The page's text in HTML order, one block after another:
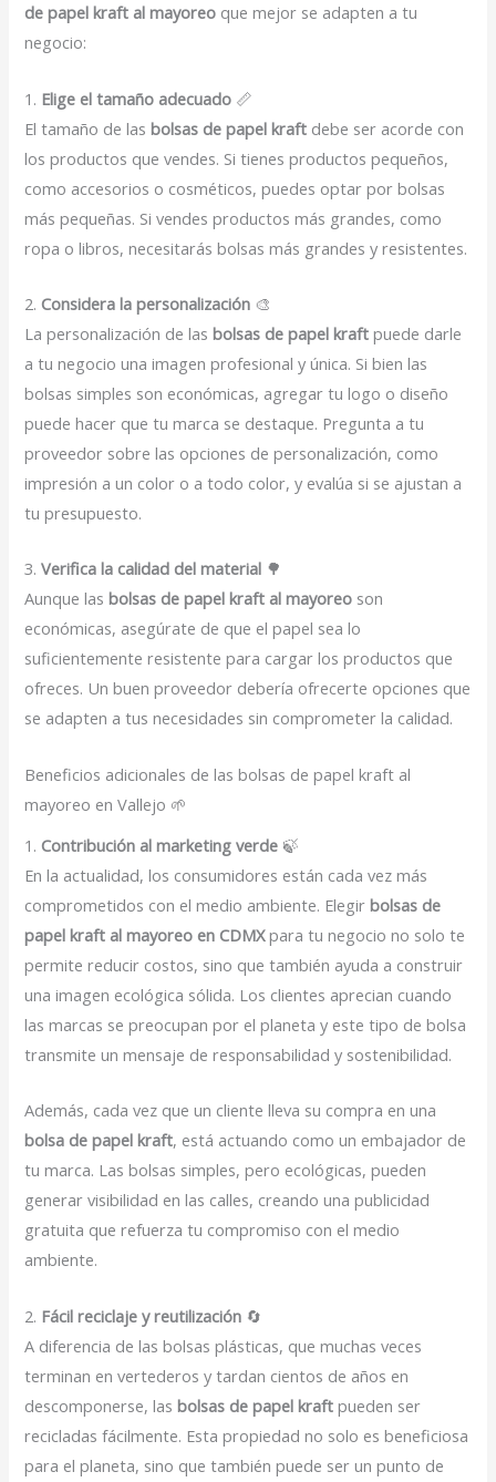
de papel kraft al mayoreo que mejor se adapten a tu
negocio:
1. Elige el tamaño adecuado 📏
El tamaño de lasbolsas de papel kraft debe ser acorde con
los productos que vendes. Si tienes productos pequeños,
como accesorios o cosméticos, puedes optar por bolsas
más pequeñas. Si vendes productos más grandes, como
ropa o libros, necesitarás bolsas más grandes y resistentes.
2. Considera la personalización 🎨
La personalización de lasbolsas de papel kraft puede darle
a tu negocio una imagen profesional y única. Si bien las
bolsas simples son económicas, agregar tu logo o diseño
puede hacer que tu marca se destaque. Pregunta a tu
proveedor sobre las opciones de personalización, como
impresión a un color o a todo color, y evalúa si se ajustan a
tu presupuesto.
3.Verifica la calidad del material 🌳
Aunque lasbolsas de papel kraft al mayoreo son
económicas, asegúrate de que el papel sea lo
suficientemente resistente para cargar los productos que
ofreces. Un buen proveedor debería ofrecerte opciones que
se adapten a tus necesidades sin comprometer la calidad.
Beneficios adicionales de las bolsas de papel kraft al
mayoreo en Vallejo 🌱
1. Contribución al marketing verde 🍃
En la actualidad, los consumidores están cada vez más
comprometidos con el medio ambiente. Elegirbolsas de
papel kraft al mayoreo en CDMXpara tu negocio no solo te
permite reducir costos, sino que también ayuda a construir
una imagen ecológica sólida. Los clientes aprecian cuando
las marcas se preocupan por el planeta y este tipo de bolsa
transmite un mensaje de responsabilidad y sostenibilidad.
Además, cada vez que un cliente lleva su compra en una
bolsa de papel kraft, está actuando como un embajador de
tu marca. Las bolsas simples, pero ecológicas, pueden
generar visibilidad en las calles, creando una publicidad
gratuita que refuerza tu compromiso con el medio
ambiente.
2. Fácil reciclaje y reutilización 🔄
A diferencia de las bolsas plásticas, que muchas veces
terminan en vertederos y tardan cientos de años en
descomponerse, lasbolsas de papel kraft pueden ser
recicladas fácilmente. Esta propiedad no solo es beneficiosa
para el planeta, sino que también puede ser un punto de